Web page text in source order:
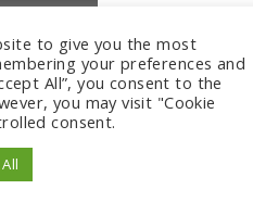
to give you the most
your preferences and
All”, you consent to the
you may visit "Cookie
consent.